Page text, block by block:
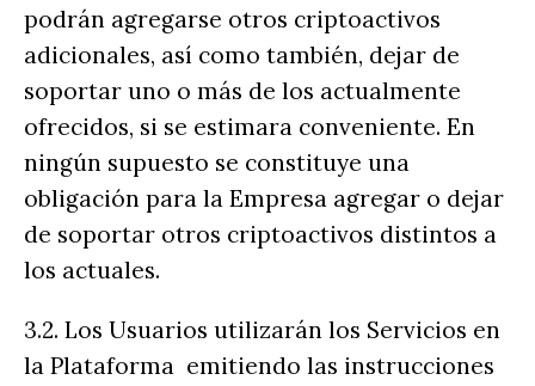
podrán agregarse otros criptoactivos
adicionales, así como también, dejar de
soportar uno o más de los actualmente
ofrecidos, si se estimara conveniente. En
ningún supuesto se constituye una
obligación para la Empresa agregar o dejar
de soportar otros criptoactivos distintos a
los actuales.
3.2. Los Usuarios utilizarán los Servicios en
la Plataforma emitiendo las instrucciones